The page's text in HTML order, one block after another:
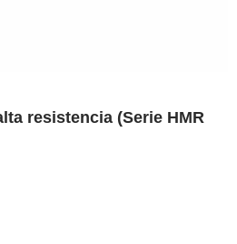
resistencia (Serie HMR